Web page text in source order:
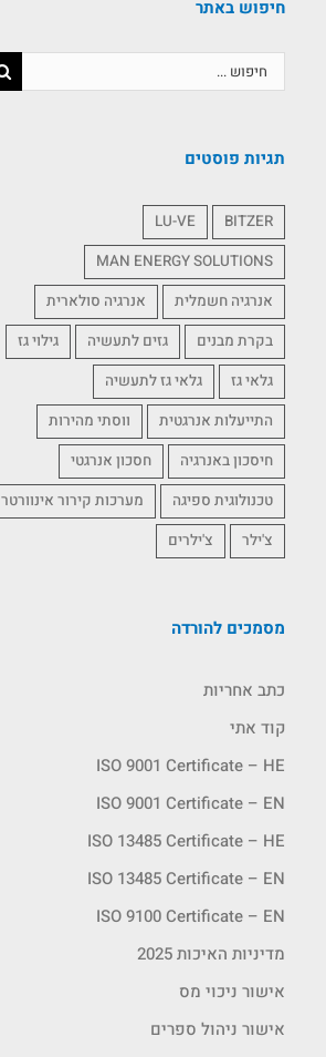
חיפוש באתר
תגיות פוסטים
BITZER
LU-VE
MAN ENERGY SOLUTIONS
אנרגיה חשמלית
אנרגיה סולארית
בקרת מבנים
גזים לתעשיה
גילוי גז
גלאי גז
גלאי גז לתעשיה
התייעלות אנרגטית
ווסתי מהירות
חיסכון באנרגיה
חסכון אנרגטי
טכנולוגית ספיגה
מערכות קירור אינוורטר
צ'ילר
צ'ילרים
מסמכים להורדה
כתב אחריות
קוד אתי
ISO 9001 Certificate – HE
ISO 9001 Certificate – EN
ISO 13485 Certificate – HE
ISO 13485 Certificate – EN
ISO 9100 Certificate – EN
מדיניות האיכות 2025
אישור ניכוי מס
אישור ניהול ספרים